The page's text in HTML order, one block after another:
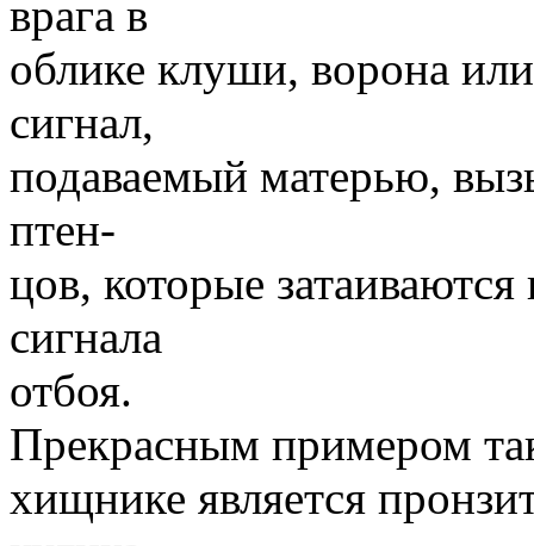
врага в
облике клуши, ворона
сигнал,
подаваемый матерью,
птен-
цов, которые
сигнала
отбоя.
Прекрасным примером
хищнике является